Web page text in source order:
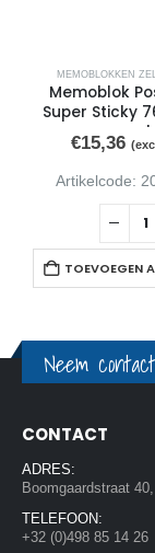
MEMOBLOKKEN
Memoblok
Super Sticky
geel
€15,36
Artikelcode:
TOEVOEGEN
Neem
CONTACT
ADRES:
Boomgaardstraat
TELEFOON:
+32 (0)498 85 14 26